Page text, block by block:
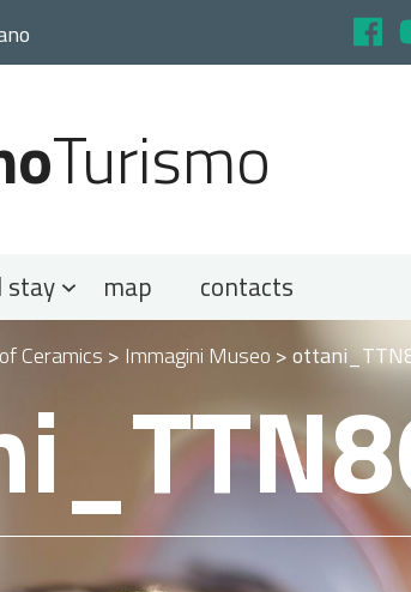
Turismo
stay map contacts
Ceramics > Immagini Museo >